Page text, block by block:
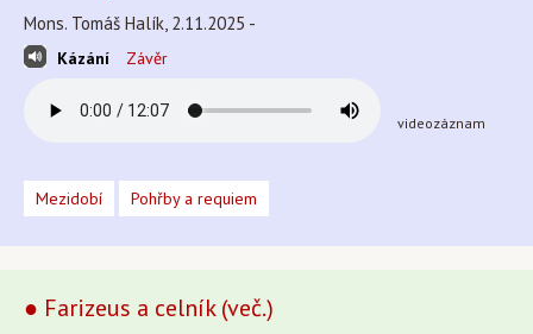
Mons. Tomáš Halík, 2.11.2025 -
Kázání Závěr
videozáznam
Mezidobí Pohřby a requiem
● Farizeus a celník (več.)